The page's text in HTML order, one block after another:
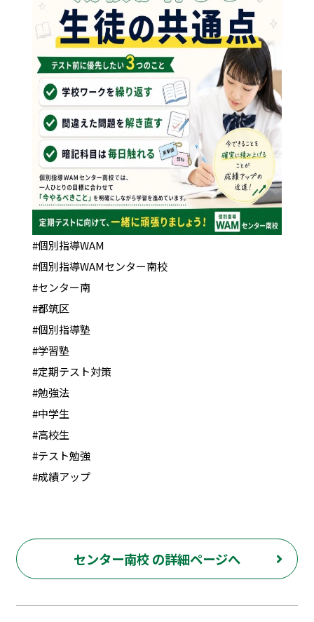
#個別指導WAM
#個別指導WAMセンター南校
#センター南
#都筑区
#個別指導塾
#学習塾
#定期テスト対策
#勉強法
#中学生
#高校生
#テスト勉強
#成績アップ
センター南校 の詳細ページへ